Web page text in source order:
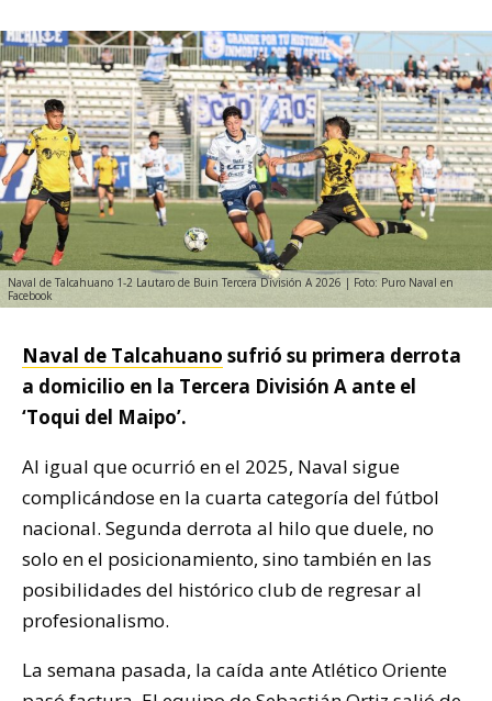
Naval de Talcahuano 1-2 Lautaro de Buin Tercera División A 2026 | Foto: Puro Naval en
Facebook
Naval de Talcahuano sufrió su primera derrota
a domicilio en la Tercera División A ante el
‘Toqui del Maipo’.
Al igual que ocurrió en el 2025, Naval sigue
complicándose en la cuarta categoría del fútbol
nacional. Segunda derrota al hilo que duele, no
solo en el posicionamiento, sino también en las
posibilidades del histórico club de regresar al
profesionalismo.
La semana pasada, la caída ante Atlético Oriente